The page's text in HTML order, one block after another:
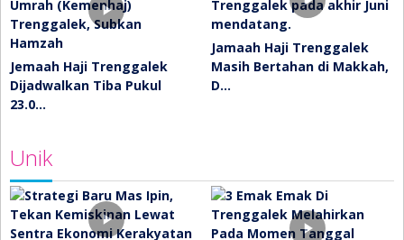
Jemaah Haji Trenggalek
Dijadwalkan Tiba Pukul
23.0…
Jamaah Haji Trenggalek
Masih Bertahan di Makkah,
D…
Unik